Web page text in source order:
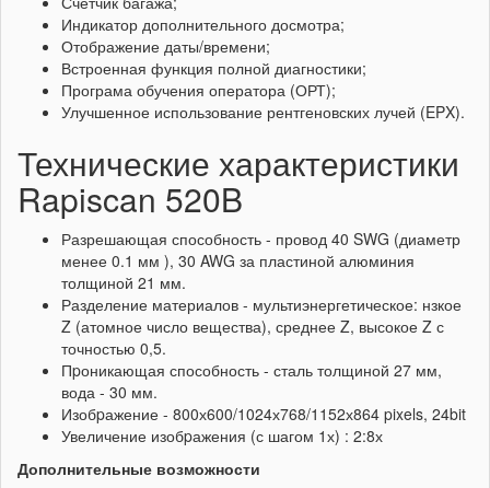
Индикатор дополнительного досмотра;
Отображение даты/времени;
Встроенная функция полной диагностики;
Програма обучения оператора (ОРТ);
Улучшенное использование рентгеновских лучей (EPX).
Технические характеристики
Rapiscan 520B
Разрешающая способность - провод 40 SWG (диаметр
менее 0.1 мм ), 30 AWG за пластиной алюминия
толщиной 21 мм.
Разделение материалов - мультиэнергетическое: нзкое
Z (атомное число вещества), среднее Z, высокое Z с
точностью 0,5.
Пpоникающая способность - сталь толщиной 27 мм,
вода - 30 мм.
Изобpажение - 800х600/1024х768/1152х864 pixels, 24bit
Увеличение изобpажения (с шагом 1х) : 2:8х
Дополнительные возможности